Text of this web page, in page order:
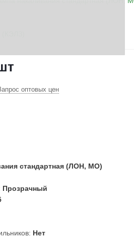
(КЭЛЗ)
оптовых цен
стандартная (ЛОН, МО)
Прозрачный
Нет